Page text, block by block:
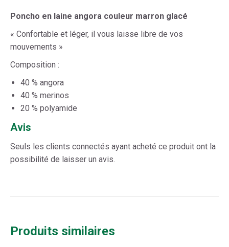
Poncho en laine angora couleur marron glacé
« Confortable et léger, il vous laisse libre de vos
mouvements »
Composition :
40 % angora
40 % merinos
20 % polyamide
Avis
Seuls les clients connectés ayant acheté ce produit ont la
possibilité de laisser un avis.
Produits similaires